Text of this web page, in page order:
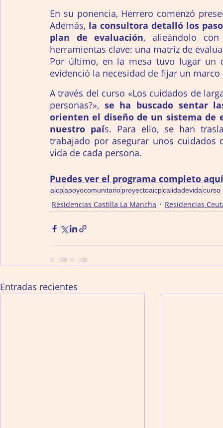
En su ponencia, Herrero comenzó
Además, la consultora detalló los
plan de evaluación, alieándolo
herramientas clave: una matriz de
Por último, en la mesa tuvo lugar un
evidenció la necesidad de fijar un
A través del curso «Los cuidados de
personas?», se ha buscado sentar
orienten el diseño de un sistema de
nuestro país. Para ello, se han
trabajado por asegurar unos
vida de cada persona.
Puedes ver el programa completo
aicpapoyocomunitarioproyectoaicpcalidadevidacurso
Residencias Castilla La Mancha Residencias
Entradas recientes